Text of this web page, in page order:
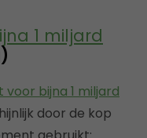
1 miljard
voor bijna 1 miljard
door de kop